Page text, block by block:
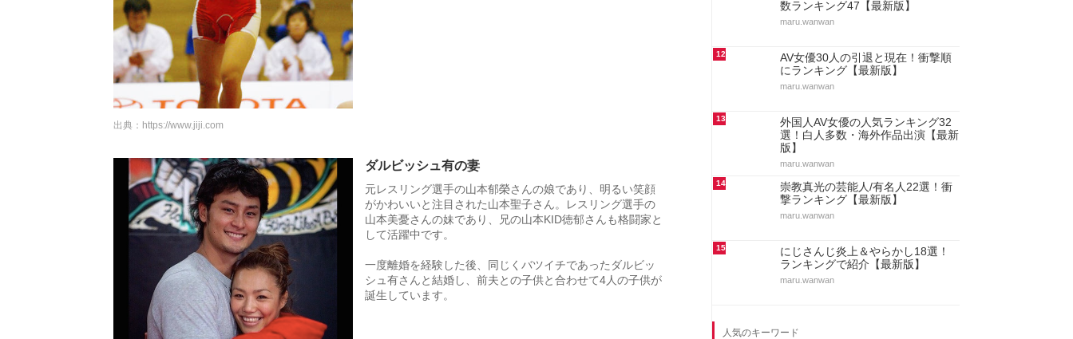
出典： https://www.jiji.com
ダルビッシュ有の妻
元レスリング選手の山本郁榮さんの娘であり、明るい笑顔
がかわいいと注目された山本聖子さん。レスリング選手の
山本美憂さんの妹であり、兄の山本KID徳郁さんも格闘家と
して活躍中です。
一度離婚を経験した後、同じくバツイチであったダルビッ
シュ有さんと結婚し、前夫との子供と合わせて4人の子供が
誕生しています。
数ランキング47【最新版】
maru.wanwan
12
AV女優30人の引退と現在！衝撃順
にランキング【最新版】
maru.wanwan
13
外国人AV女優の人気ランキング32
選！白人多数・海外作品出演【最新
版】
maru.wanwan
14
崇教真光の芸能人/有名人22選！衝
撃ランキング【最新版】
maru.wanwan
15
にじさんじ炎上＆やらかし18選！
ランキングで紹介【最新版】
maru.wanwan
人気のキーワード